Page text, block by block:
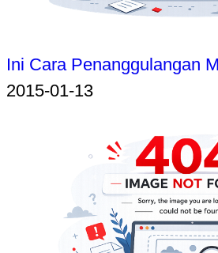
Ini Cara Penanggulangan
2015-01-13